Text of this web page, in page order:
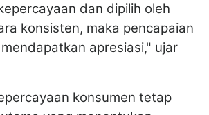
dan dipilih oleh
konsisten, maka pencapaian
apresiasi," ujar
konsumen tetap